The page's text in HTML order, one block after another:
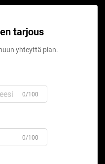
tarjous
yhteyttä pian.
0/100
0/100